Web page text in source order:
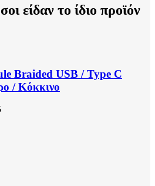
είδαν το ίδιο προϊόν
Braided USB / Type C
/ Κόκκινο